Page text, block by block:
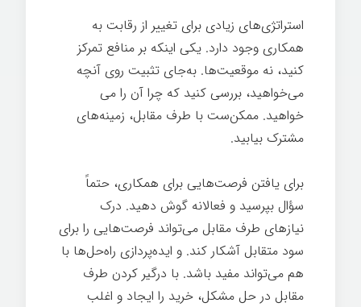
استراتژی‌های زیادی برای تغییر از رقابت به
همکاری وجود دارد. یکی اینکه بر منافع تمرکز
کنید، نه موقعیت‌ها. به‌جای تثبیت روی آنچه
می‌خواهید، بررسی کنید که چرا آن را می
خواهید. ممکن‌ست با طرف مقابل، زمینه‌های
مشترک بیابید.
برای یافتن فرصت‌هایی برای همکاری، حتماً
سؤال بپرسید و فعالانه گوش دهید. درک
نیازهای طرف مقابل می‌تواند فرصت‌هایی را برای
سود متقابل آشکار کند. و ایده‌پردازی راه‌حل‌ها با
هم می‌تواند مفید باشد. با درگیر کردن طرف
مقابل در حل مشکل، خرید را ایجاد و اغلب